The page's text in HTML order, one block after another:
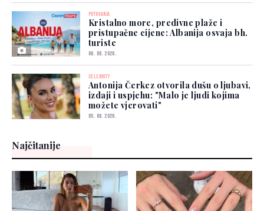
PUTOVANJA
Kristalno more, predivne plaže i
pristupačne cijene: Albanija osvaja bh.
turiste
06. 08. 2026.
CELEBRITY
Antonija Čerkez otvorila dušu o ljubavi,
izdaji i uspjehu: "Malo je ljudi kojima
možete vjerovati"
05. 08. 2026.
Najčitanije